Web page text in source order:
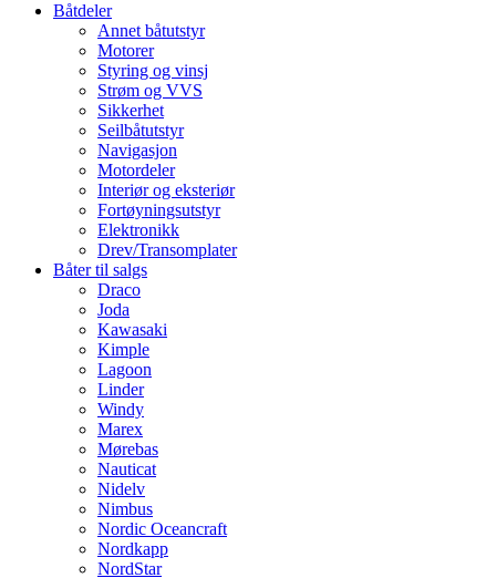
Båtdeler
Annet båtutstyr
Motorer
Styring og vinsj
Strøm og VVS
Sikkerhet
Seilbåtutstyr
Navigasjon
Motordeler
Interiør og eksteriør
Fortøyningsutstyr
Elektronikk
Drev/Transomplater
Båter til salgs
Draco
Joda
Kawasaki
Kimple
Lagoon
Linder
Windy
Marex
Mørebas
Nauticat
Nidelv
Nimbus
Nordic Oceancraft
Nordkapp
NordStar